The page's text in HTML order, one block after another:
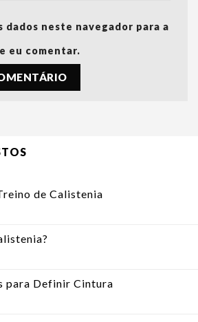
dados neste navegador para a
eu comentar.
de Calistenia
para Definir Cintura